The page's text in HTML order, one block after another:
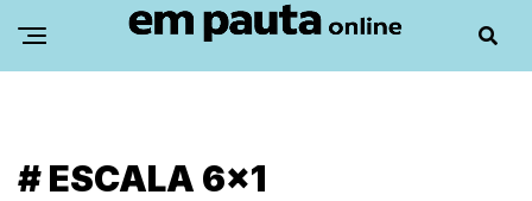
#ESCALA 6×1